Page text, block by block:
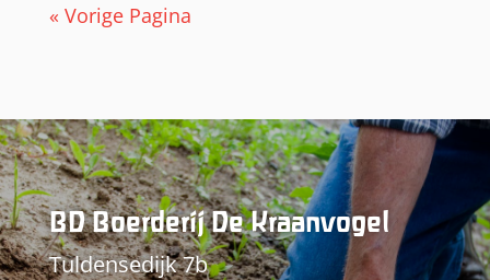
« Vorige Pagina
BD Boerderij De Kraanvogel
Tuldensedijk 7b